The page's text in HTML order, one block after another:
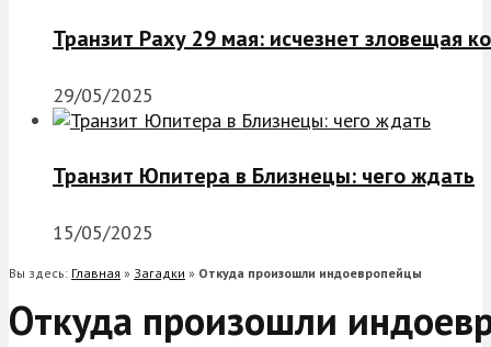
Транзит Раху 29 мая: исчезнет зловещая
29/05/2025
Транзит Юпитера в Близнецы: чего ждать
15/05/2025
Вы здесь: Главная » Загадки » Откуда произошли индоевропейцы
Откуда произошли